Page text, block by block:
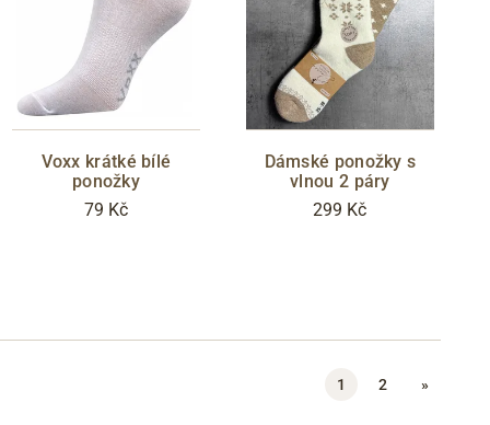
Voxx krátké bílé
ponožky
79 Kč
Dámské ponožky s
vlnou 2 páry
299 Kč
1 2 »